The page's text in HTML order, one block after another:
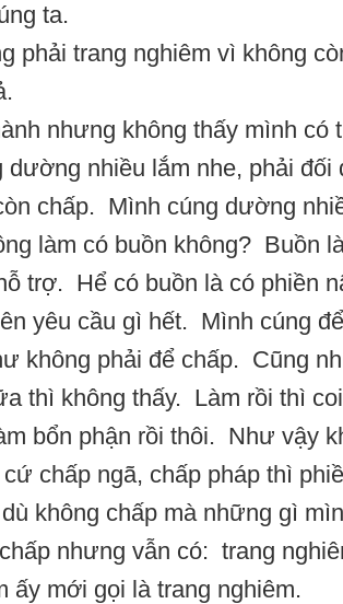
ta.
phải trang nghiêm vì không
nhưng không thấy mình có
dường nhiều lắm nhe, phải đối
chấp. Mình cúng dường
làm có buồn không? Buồn
trợ. Hể có buồn là có phiền
yêu cầu gì hết. Mình cúng
không phải để chấp. Cũng
thì không thấy. Làm rồi thì
bổn phận rồi thôi. Như vậy
chấp ngã, chấp pháp thì
không chấp mà những gì
nhưng vẫn có: trang
ấy mới gọi là trang nghiêm.